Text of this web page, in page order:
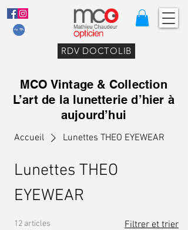
RDV DOCTOLIB
MCO Vintage & Collection
L’art de la lunetterie d’hier à
aujourd’hui
Accueil Lunettes THEO EYEWEAR
Lunettes THEO
EYEWEAR
12 articles Filtrer et trier